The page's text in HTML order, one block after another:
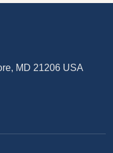
MD 21206 USA